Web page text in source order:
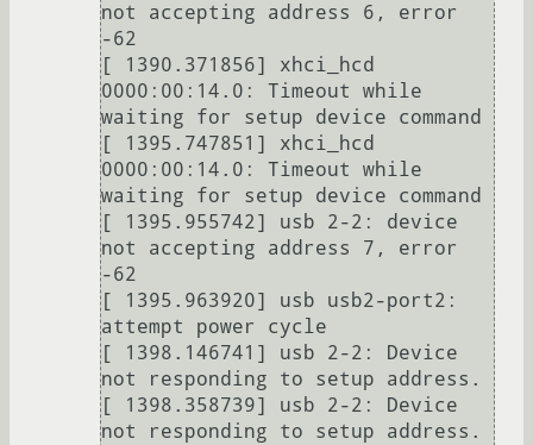
not accepting address 6, error
-62
[ 1390.371856] xhci_hcd
0000:00:14.0: Timeout while
waiting for setup device command
[ 1395.747851] xhci_hcd
0000:00:14.0: Timeout while
waiting for setup device command
[ 1395.955742] usb 2-2: device
not accepting address 7, error
-62
[ 1395.963920] usb usb2-port2:
attempt power cycle
[ 1398.146741] usb 2-2: Device
not responding to setup address.
[ 1398.358739] usb 2-2: Device
not responding to setup address.